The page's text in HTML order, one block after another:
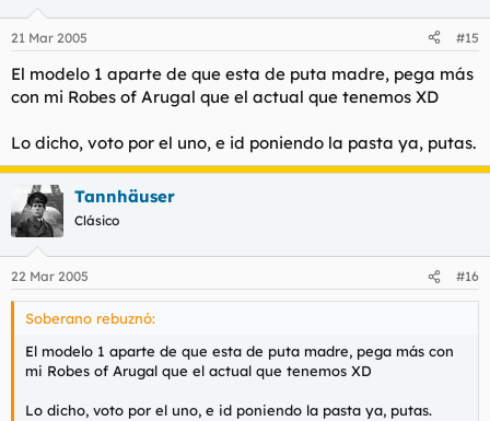
21 Mar 2005 #15
El modelo 1 aparte de que esta de puta madre, pega más
con mi Robes of Arugal que el actual que tenemos XD
Lo dicho, voto por el uno, e id poniendo la pasta ya, putas.
Tannhäuser
Clásico
22 Mar 2005 #16
Soberano rebuznó:
El modelo 1 aparte de que esta de puta madre, pega más con
mi Robes of Arugal que el actual que tenemos XD
Lo dicho, voto por el uno, e id poniendo la pasta ya, putas.